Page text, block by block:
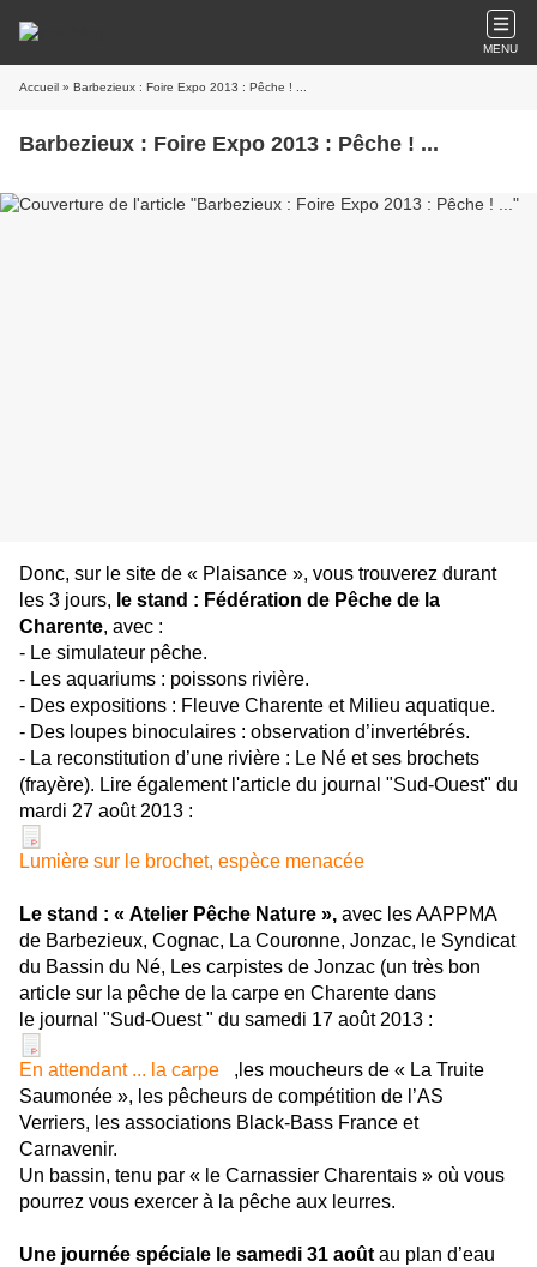
MENU
Accueil » Barbezieux : Foire Expo 2013 : Pêche ! ...
Barbezieux : Foire Expo 2013 : Pêche ! ...
Donc, sur le site de « Plaisance », vous trouverez durant
les 3 jours, le stand : Fédération de Pêche de la
Charente, avec :
- Le simulateur pêche.
- Les aquariums : poissons rivière.
- Des expositions : Fleuve Charente et Milieu aquatique.
- Des loupes binoculaires : observation d’invertébrés.
- La reconstitution d’une rivière : Le Né et ses brochets
(frayère). Lire également l'article du journal "Sud-Ouest" du
mardi 27 août 2013 :
Lumière sur le brochet, espèce menacée
Le stand : « Atelier Pêche Nature », avec les AAPPMA
de Barbezieux, Cognac, La Couronne, Jonzac, le Syndicat
du Bassin du Né, Les carpistes de Jonzac (un très bon
article sur la pêche de la carpe en Charente dans
le journal "Sud-Ouest " du samedi 17 août 2013 :
En attendant ... la carpe ,les moucheurs de « La Truite
Saumonée », les pêcheurs de compétition de l’AS
Verriers, les associations Black-Bass France et
Carnavenir.
Un bassin, tenu par « le Carnassier Charentais » où vous
pourrez vous exercer à la pêche aux leurres.
Une journée spéciale le samedi 31 août au plan d’eau